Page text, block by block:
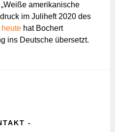
amerikanische
im Juliheft 2020 des
hat Bochert
ins Deutsche übersetzt.